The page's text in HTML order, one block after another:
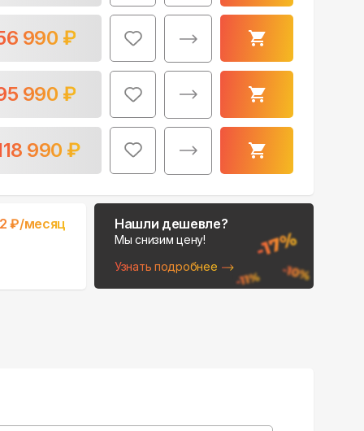
место для монтажа:
В Telegram
В WhatsApp
990 ₽
990 ₽
990 ₽
₽/месяц Нашли дешевле?
Мы снизим цену!
Узнать подробнее